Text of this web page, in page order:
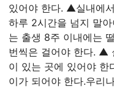
있어야 한다. ▲실내에
하루 2시간을 넘지 말
는 출생 8주 이내에는
번씩은 걸어야 한다. ▲
이 있는 곳에 있어야
이가 되어야 한다.우리